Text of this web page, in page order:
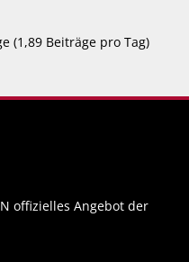
(1,89 Beiträge pro Tag)
offizielles Angebot der